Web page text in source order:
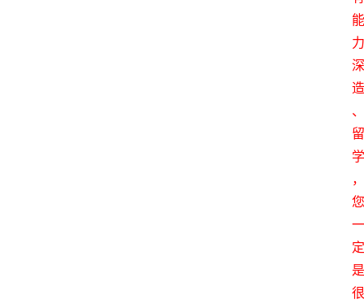
能
力
深
造
、
留
学
，
您
一
定
是
很